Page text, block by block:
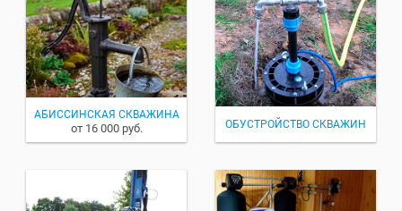
АБИССИНСКАЯ СКВАЖИНА
от 16 000 руб. ОБУСТРОЙСТВО СКВАЖИН